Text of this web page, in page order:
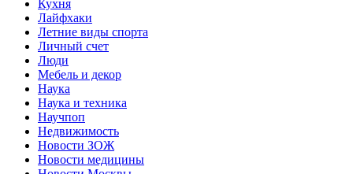
Кухня
Лайфхаки
Летние виды спорта
Личный счет
Люди
Мебель и декор
Наука
Наука и техника
Научпоп
Недвижимость
Новости ЗОЖ
Новости медицины